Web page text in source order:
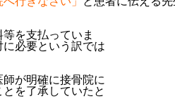
を支払っていま
必要という訳では
が明確に接骨院に
を了承していたと